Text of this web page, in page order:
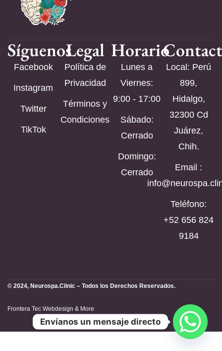
Síguenos
Facebook
Instagram
Twitter
TikTok
Legal
Política de
Privacidad
Términos y
Condiciones
Horario
Lunes a
Viernes:
9:00 - 17:00
Sábado:
Cerrado
Domingo:
Cerrado
Local: Perú
899,
Hidalgo,
32300 Cd
Juárez,
Chih.
Email :
Teléfono:
‪+52 656 824
9184‬
© 2024, Neurospa.Clinic – Todos los Derechos Reservados.
Frontera Tec Webdesign & More
Envíanos un mensaje directo